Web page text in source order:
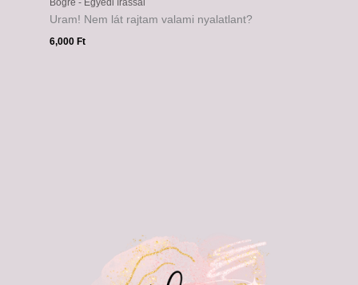
Uram! Nem lát rajtam valami nyalatlant?
6,000 Ft